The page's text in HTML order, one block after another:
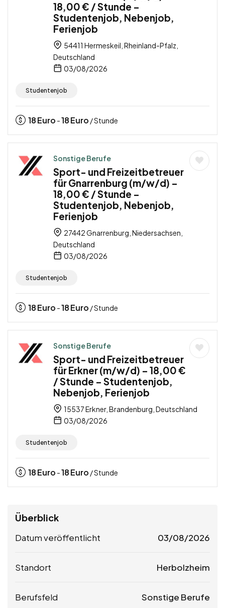
18,00 € / Stunde –
Studentenjob, Nebenjob,
Ferienjob
54411 Hermeskeil, Rheinland-Pfalz,
Deutschland
03/08/2026
Studentenjob
18Euro -18Euro / Stunde
Sonstige Berufe
Sport- und Freizeitbetreuer
für Gnarrenburg (m/w/d) –
18,00 € / Stunde –
Studentenjob, Nebenjob,
Ferienjob
27442 Gnarrenburg, Niedersachsen,
Deutschland
03/08/2026
Studentenjob
18Euro -18Euro / Stunde
Sonstige Berufe
Sport- und Freizeitbetreuer
für Erkner (m/w/d) – 18,00 €
/ Stunde – Studentenjob,
Nebenjob, Ferienjob
15537 Erkner, Brandenburg, Deutschland
03/08/2026
Studentenjob
18Euro -18Euro / Stunde
Überblick
Datum veröffentlicht 03/08/2026
Standort Herbolzheim
Berufsfeld Sonstige Berufe